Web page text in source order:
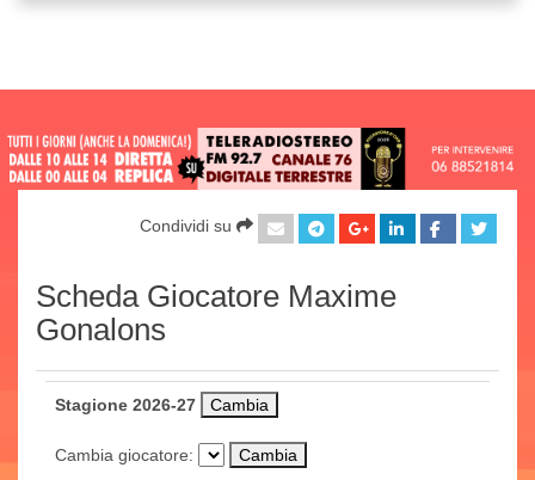
Condividi su
Scheda Giocatore Maxime
Gonalons
Stagione 2026-27
Cambia giocatore: